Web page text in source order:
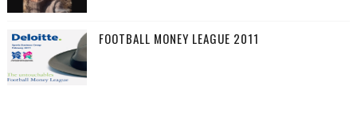
FOOTBALL MONEY LEAGUE 2011